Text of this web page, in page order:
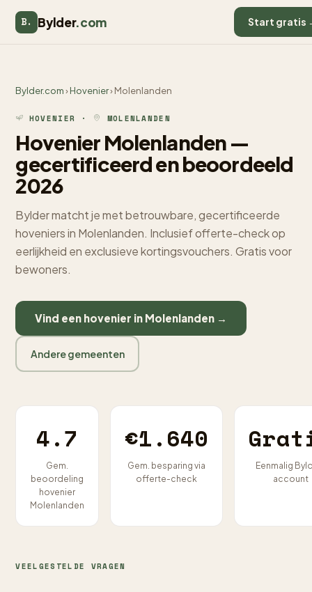
B. Bylder.com Start gratis
Bylder.com›Hovenier› Molenlanden
HOVENIER · MOLENLANDEN
Hovenier Molenlanden —
gecertificeerd en beoordeeld
2026
Bylder matcht je met betrouwbare, gecertificeerde
hoveniers in Molenlanden. Inclusief offerte-check op
eerlijkheid en exclusieve kortingsvouchers. Gratis voor
bewoners.
Vind een hovenier in Molenlanden →
Andere gemeenten
4.7
Gem.
beoordeling
hovenier
Molenlanden
€1.640
Gem. besparing via
offerte-check
Eenmalig
account
VEELGESTELDE VRAGEN